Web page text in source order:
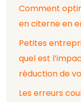
Comment
en citerne en
Petites
quel est
réduction de
Les erreurs